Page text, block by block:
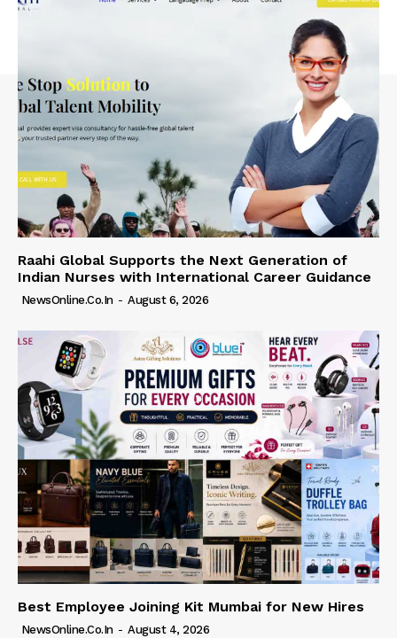
Raahi Global Supports the Next Generation of
Indian Nurses with International Career Guidance
NewsOnline.co.in - August 6, 2026
Best Employee Joining Kit Mumbai for New Hires
NewsOnline.co.in - August 4, 2026